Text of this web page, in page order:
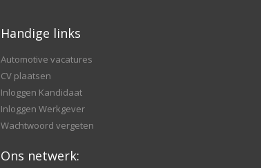
Handige links
Automotive vacatures
CV plaatsen
Inloggen Kandidaat
Inloggen Werkgever
Wachtwoord vergeten
Ons netwerk: